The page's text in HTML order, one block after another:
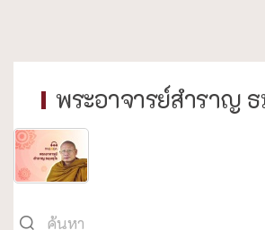
พระอาจารย์สำราญ